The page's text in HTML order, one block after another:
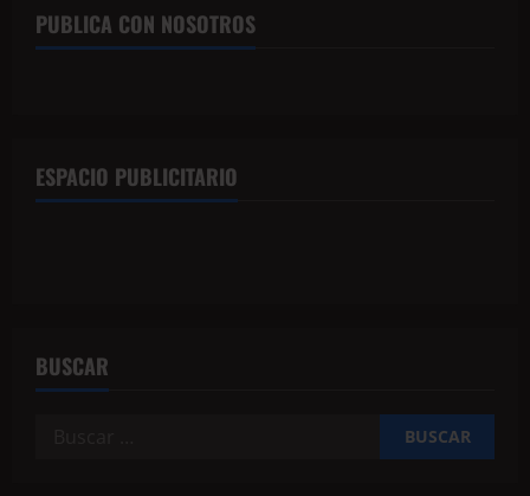
PUBLICA CON NOSOTROS
ESPACIO PUBLICITARIO
BUSCAR